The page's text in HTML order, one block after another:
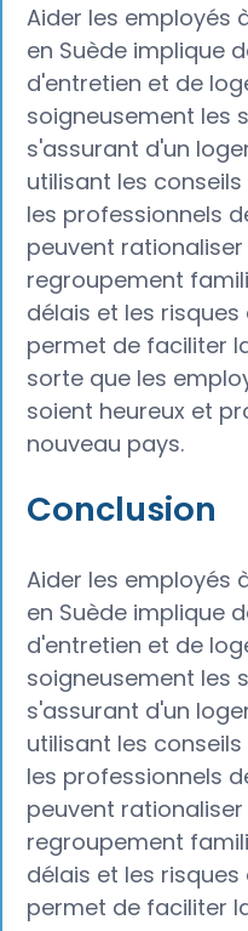
Aider les employés
en Suède implique
d'entretien et de
soigneusement les
s'assurant d'un
utilisant les
les professionnels
peuvent
regroupement
délais et les
permet de faciliter
sorte que les
soient heureux et
nouveau pays.
Conclusion
Aider les employés
en Suède implique
d'entretien et de
soigneusement les
s'assurant d'un
utilisant les
les professionnels
peuvent
regroupement
délais et les
permet de faciliter